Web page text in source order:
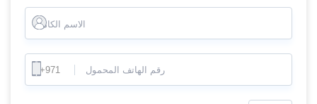
الاسم الكامل
رقم الهاتف المحمول